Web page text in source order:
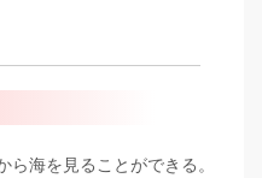
海を見ることができる。